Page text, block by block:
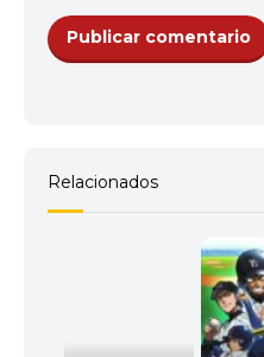
Relacionados